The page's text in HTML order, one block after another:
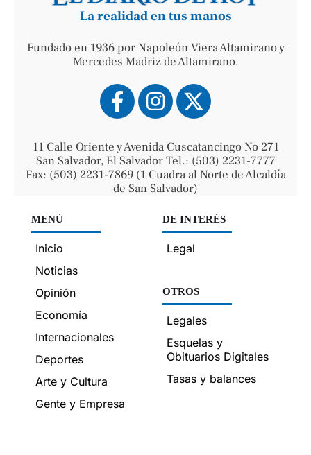
La realidad en tus manos
Fundado en 1936 por Napoleón Viera Altamirano y
Mercedes Madriz de Altamirano.
11 Calle Oriente y Avenida Cuscatancingo No 271
San Salvador, El Salvador Tel.: (503) 2231-7777
Fax: (503) 2231-7869 (1 Cuadra al Norte de Alcaldía
de San Salvador)
MENÚ
Inicio
Noticias
Opinión
Economía
Internacionales
Deportes
Arte y Cultura
Gente y Empresa
DE INTERÉS
Legal
OTROS
Legales
Esquelas y
Obituarios Digitales
Tasas y balances